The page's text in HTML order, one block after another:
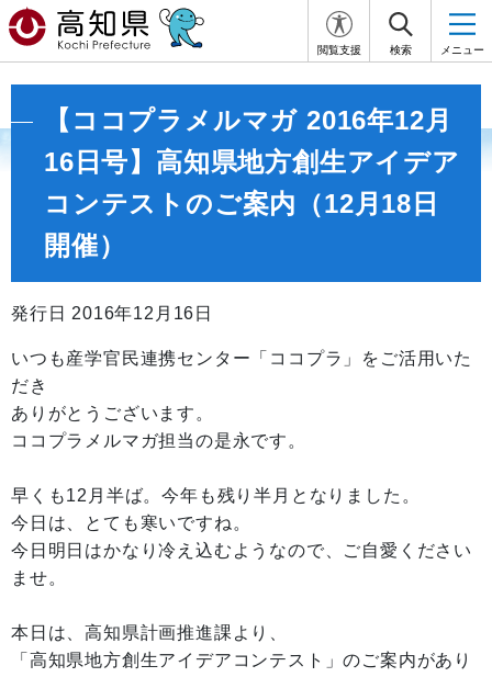
閲覧支援 検索 メニュー
【ココプラメルマガ 2016年12月
16日号】高知県地方創生アイデア
コンテストのご案内（12月18日
開催）
発行日 2016年12月16日
いつも産学官民連携センター「ココプラ」をご活用いた
だき
ありがとうございます。
ココプラメルマガ担当の是永です。
早くも12月半ば。今年も残り半月となりました。
今日は、とても寒いですね。
今日明日はかなり冷え込むようなので、ご自愛ください
ませ。
本日は、高知県計画推進課より、
「高知県地方創生アイデアコンテスト」のご案内があり